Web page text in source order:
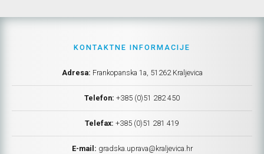
KONTAKTNE INFORMACIJE
Adresa: Frankopanska 1a, 51262 Kraljevica
Telefon: +385 (0)51 282 450
Telefax: +385 (0)51 281 419
E-mail: gradska.uprava@kraljevica.hr